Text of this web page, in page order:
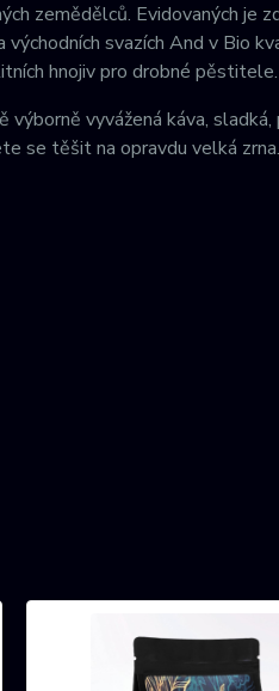
zemědělců. Evidovaných
svazích And v Bio
hnojiv pro drobné pěstitele.
vyvážená káva,
se těšit na opravdu velká zrna.